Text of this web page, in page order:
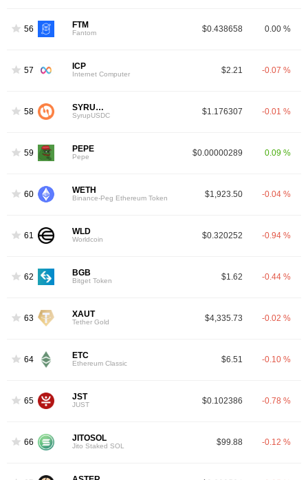
56 FTM
Fantom $0.438658 0.00 %
57 ICP
Internet Computer $2.21 -0.07 %
58 SYRUPUSDC
SyrupUSDC $1.176307 -0.01 %
59 PEPE
Pepe $0.00000289 0.09 %
60 WETH
Binance-Peg Ethereum Token $1,923.50 -0.04 %
61 WLD
Worldcoin $0.320252 -0.94 %
62 BGB
Bitget Token $1.62 -0.44 %
63 XAUT
Tether Gold $4,335.73 -0.02 %
64 ETC
Ethereum Classic $6.51 -0.10 %
65 JST
JUST $0.102386 -0.78 %
66 JITOSOL
Jito Staked SOL $99.88 -0.12 %